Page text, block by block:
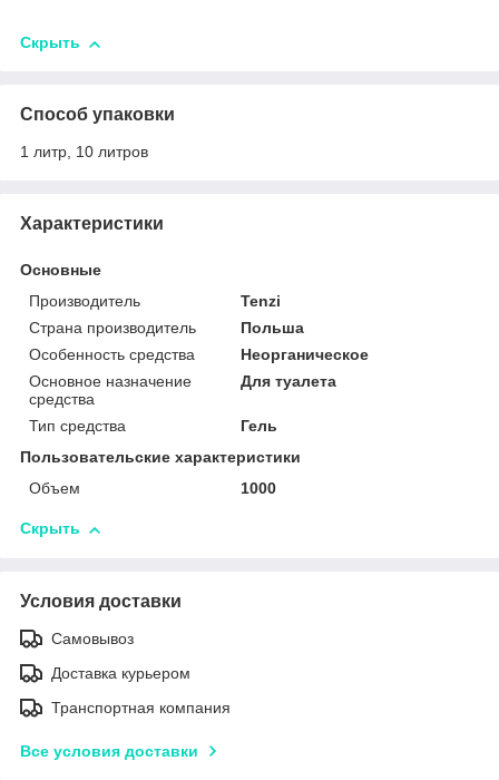
Скрыть
Способ упаковки
1 литр, 10 литров
Характеристики
Основные
Производитель
Tenzi
Страна производитель
Польша
Особенность средства
Неорганическое
Основное назначение
средства
Для туалета
Тип средства
Гель
Пользовательские характеристики
Объем
1000
Скрыть
Условия доставки
Самовывоз
Доставка курьером
Транспортная компания
Все условия доставки